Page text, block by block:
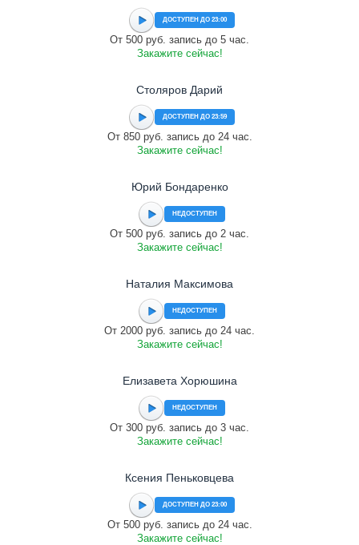
ДОСТУПЕН ДО 23:00
От 500 руб. запись до 5 час.
Закажите сейчас!
Столяров Дарий
ДОСТУПЕН ДО 23:59
От 850 руб. запись до 24 час.
Закажите сейчас!
Юрий Бондаренко
НЕДОСТУПЕН
От 500 руб. запись до 2 час.
Закажите сейчас!
Наталия Максимова
НЕДОСТУПЕН
От 2000 руб. запись до 24 час.
Закажите сейчас!
Елизавета Хорюшина
НЕДОСТУПЕН
От 300 руб. запись до 3 час.
Закажите сейчас!
Ксения Пеньковцева
ДОСТУПЕН ДО 23:00
От 500 руб. запись до 24 час.
Закажите сейчас!